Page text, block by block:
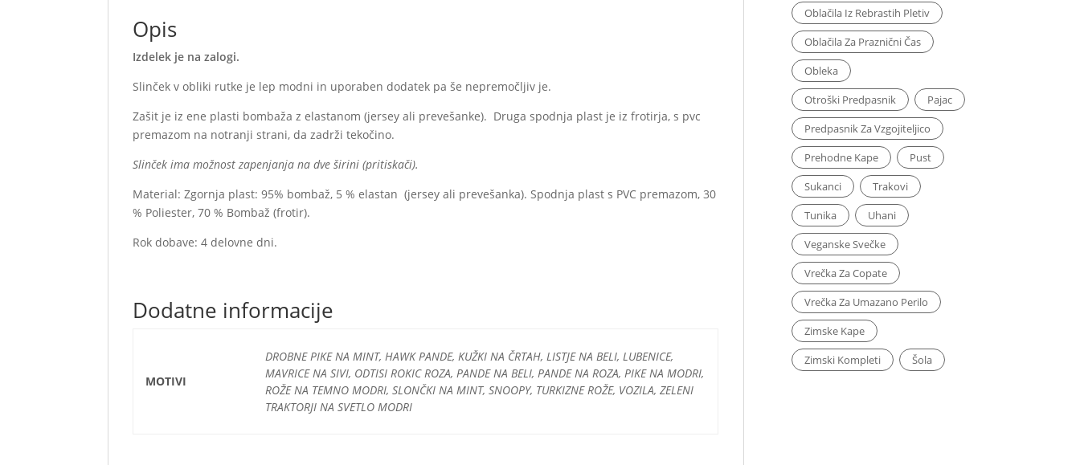
Opis
Izdelek je na zalogi.
Slinček v obliki rutke je lep modni in uporaben dodatek pa še nepremočljiv je.
Zašit je iz ene plasti bombaža z elastanom (jersey ali prevešanke). Druga spodnja plast je iz frotirja, s pvc
premazom na notranji strani, da zadrži tekočino.
Slinček ima možnost zapenjanja na dve širini (pritiskači).
Material: Zgornja plast: 95% bombaž, 5 % elastan (jersey ali prevešanka). Spodnja plast s PVC premazom, 30
% Poliester, 70 % Bombaž (frotir).
Rok dobave: 4 delovne dni.
Dodatne informacije
MOTIVI
DROBNE PIKE NA MINT, HAWK PANDE, KUŽKI NA ČRTAH, LISTJE NA BELI, LUBENICE,
MAVRICE NA SIVI, ODTISI ROKIC ROZA, PANDE NA BELI, PANDE NA ROZA, PIKE NA MODRI,
ROŽE NA TEMNO MODRI, SLONČKI NA MINT, SNOOPY, TURKIZNE ROŽE, VOZILA, ZELENI
TRAKTORJI NA SVETLO MODRI
Oblačila Iz Rebrastih Pletiv
Oblačila Za Praznični Čas
Obleka
Otroški Predpasnik
Pajac
Predpasnik Za Vzgojiteljico
Prehodne Kape
Pust
Sukanci
Trakovi
Tunika
Uhani
Veganske Svečke
Vrečka Za Copate
Vrečka Za Umazano Perilo
Zimske Kape
Zimski Kompleti
Šola